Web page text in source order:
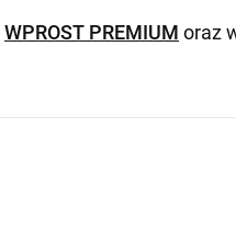
WPROST PREMIUM oraz